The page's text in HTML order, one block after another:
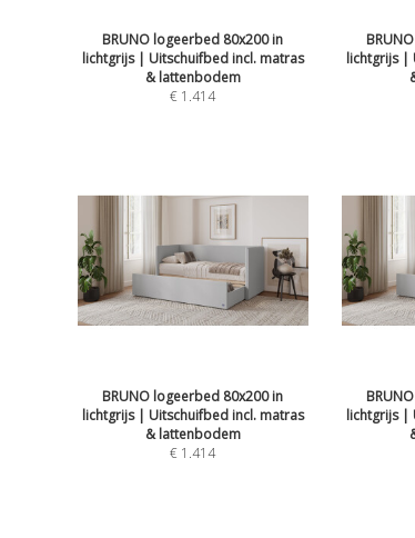
BRUNO logeerbed 80x200 in
lichtgrijs | Uitschuifbed incl. matras
& lattenbodem
€ 1.414
lichtgrijs |
BRUNO logeerbed 80x200 in
lichtgrijs | Uitschuifbed incl. matras
& lattenbodem
€ 1.414
lichtgrijs |